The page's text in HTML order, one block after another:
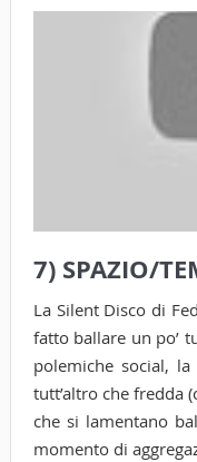
7) SPAZIO/
La Silent Disco di
fatto ballare un po’
polemiche social,
tutt’altro che fredda
che si lamentano
momento di